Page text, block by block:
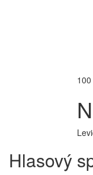
Hlasový